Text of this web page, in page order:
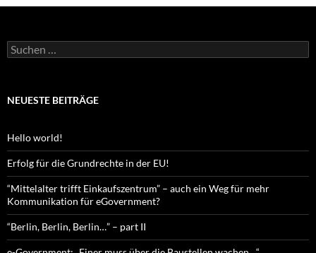
Suchen
nach:
NEUESTE BEITRÄGE
Hello world!
Erfolg für die Grundrechte in der EU!
“Mittelalter trifft Einkaufszentrum” – auch ein Weg für mehr
Kommunikation für eGovernment?
“Berlin, Berlin, Berlin…” – part II